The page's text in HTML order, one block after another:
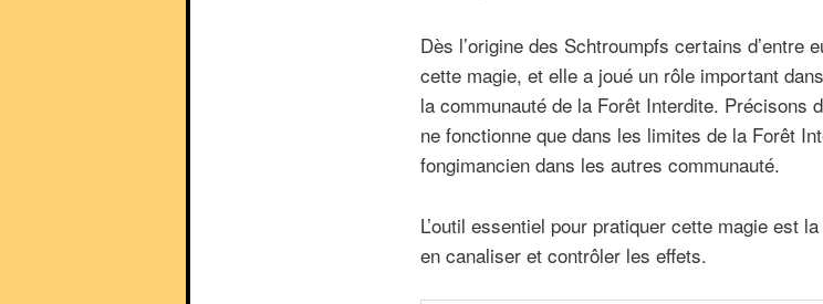
Dès l’origine des Schtroumpfs certains d’entre
cette magie, et elle a joué un rôle important
la communauté de la Forêt Interdite. Précisons
ne fonctionne que dans les limites de la Forêt
fongimancien dans les autres communauté.
L’outil essentiel pour pratiquer cette magie est
en canaliser et contrôler les effets.